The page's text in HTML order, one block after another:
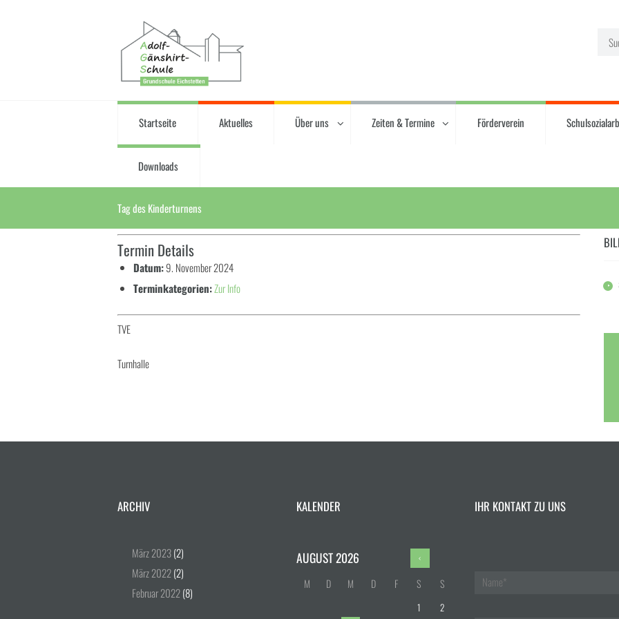
Startseite Aktuelles Über uns Zeiten & Termine Förderverein
Downloads
Tag des Kinderturnens
Termin Details
Datum: 9. November 2024
Terminkategorien:Zur Info
TVE
Turnhalle
ARCHIV
März2023(2)
März2022(2)
Februar2022(8)
KALENDER
AUGUST2026
M D M D F S S
1
2
IHR KONTAKT ZU UNS